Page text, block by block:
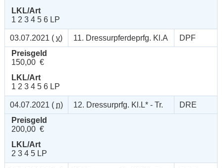
LKL/Art
1 2 3 4 5 6 LP
03.07.2021 ( v) 11. Dressurpferdeprfg. Kl.A
DPF
Preisgeld
150,00 €
LKL/Art
1 2 3 4 5 6 LP
04.07.2021 ( n) 12. Dressurprfg. Kl.L* - Tr.
DRE
Preisgeld
200,00 €
LKL/Art
2 3 4 5 LP